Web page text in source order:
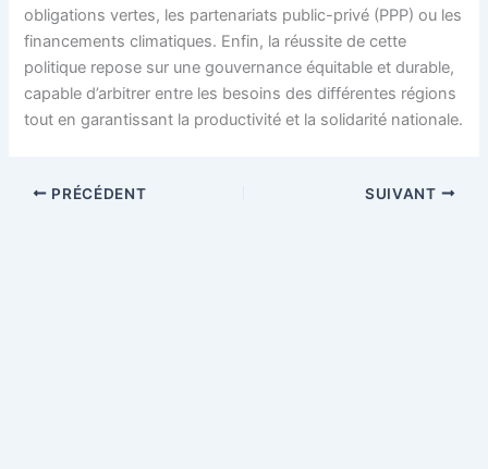
obligations vertes, les partenariats public-privé (PPP) ou les
financements climatiques. Enfin, la réussite de cette
politique repose sur une gouvernance équitable et durable,
capable d’arbitrer entre les besoins des différentes régions
tout en garantissant la productivité et la solidarité nationale.
PRÉCÉDENT SUIVANT